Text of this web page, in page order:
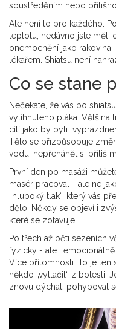
soustředěním nebo
Ale není to pro každého.
teplotu, nedávno jste měli
onemocnění jako
lékařem. Shiatsu není
Co se stane
Nečekáte, že vás po
vylíhnutého ptáka. Většina
cítí jako by byli
Tělo se přizpůsobuje
vodu, nepřehánět si příliš
První den po masáži
masér pracoval - ale ne
„hluboký tlak“, který vás
dělo. Někdy se objeví i
které se zotavuje.
Po třech až pěti sezeních
fyzicky - ale i
Více přítomnosti. To je ten
někdo „vytlačil“ z bolesti.
znovu dýchat, pohybovat